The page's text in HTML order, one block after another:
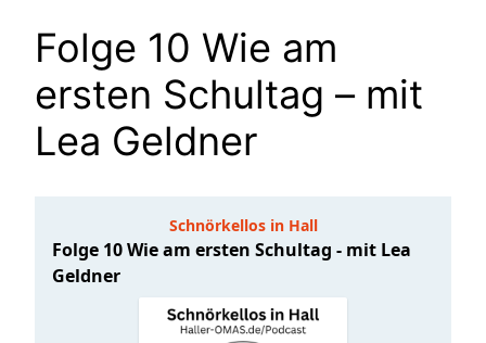
Folge 10 Wie am
ersten Schultag – mit
Lea Geldner